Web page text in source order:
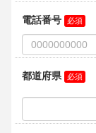
６．個人情報を
当社ではお客様
に特定の情報が
お客様の携帯端
の安全性はお客
免責事項
ご本人様が使用